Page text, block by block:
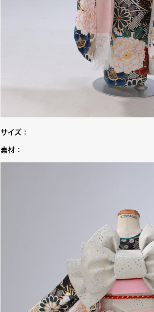
サイズ：
素材：